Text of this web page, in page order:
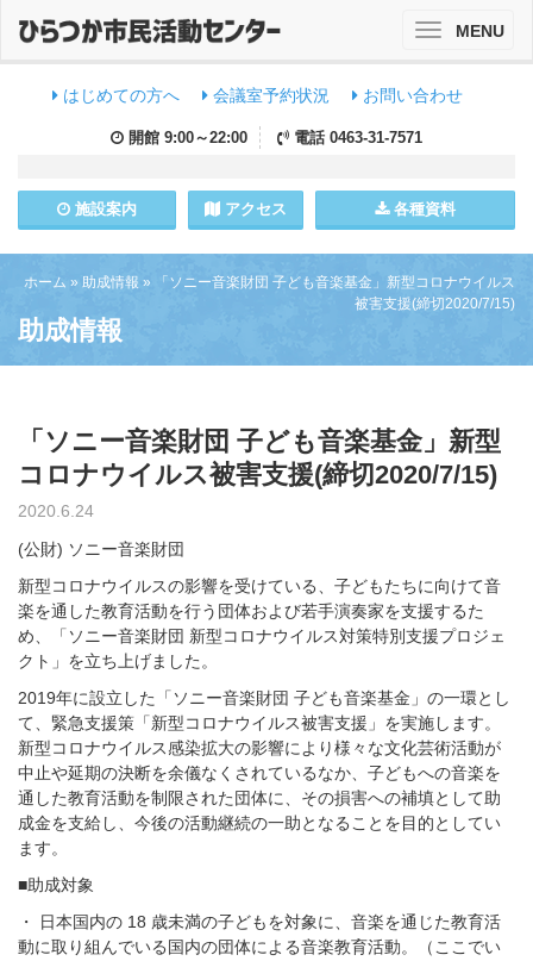
はじめての方へ 会議室予約状況 お問い合わせ
開館 9:00～22:00 電話 0463-31-7571
施設案内 アクセス 各種資料
ToggleMENU
ホーム » 助成情報 »
「ソニー音楽財団 子ども音楽基金」新型コロナウイルス
被害支援(締切2020/7/15)
助成情報
「ソニー音楽財団 子ども音楽基金」新型
コロナウイルス被害支援(締切2020/7/15)
2020.6.24
(公財) ソニー音楽財団
新型コロナウイルスの影響を受けている、子どもたちに向けて音
楽を通した教育活動を行う団体および若手演奏家を支援するた
め、「ソニー音楽財団 新型コロナウイルス対策特別支援プロジェ
クト」を立ち上げました。
2019年に設立した「ソニー音楽財団 子ども音楽基金」の一環とし
て、緊急支援策「新型コロナウイルス被害支援」を実施します。
新型コロナウイルス感染拡大の影響により様々な文化芸術活動が
中止や延期の決断を余儀なくされているなか、子どもへの音楽を
通した教育活動を制限された団体に、その損害への補填として助
成金を支給し、今後の活動継続の一助となることを目的としてい
ます。
■助成対象
・ 日本国内の 18 歳未満の子どもを対象に、音楽を通じた教育活
動に取り組んでいる国内の団体による音楽教育活動。（ここでい